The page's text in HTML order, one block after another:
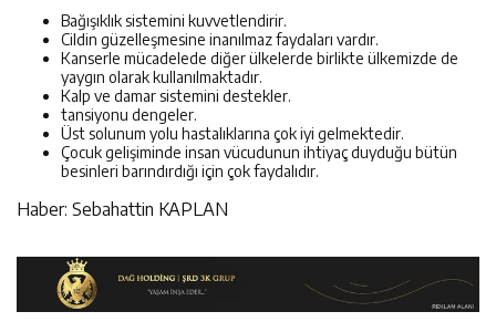
Bağışıklık sistemini kuvvetlendirir.
Cildin güzelleşmesine inanılmaz faydaları vardır.
Kanserle mücadelede diğer ülkelerde birlikte ülkemizde de
yaygın olarak kullanılmaktadır.
Kalp ve damar sistemini destekler.
tansiyonu dengeler.
Üst solunum yolu hastalıklarına çok iyi gelmektedir.
Çocuk gelişiminde insan vücudunun ihtiyaç duyduğu bütün
besinleri barındırdığı için çok faydalıdır.
Haber: Sebahattin KAPLAN